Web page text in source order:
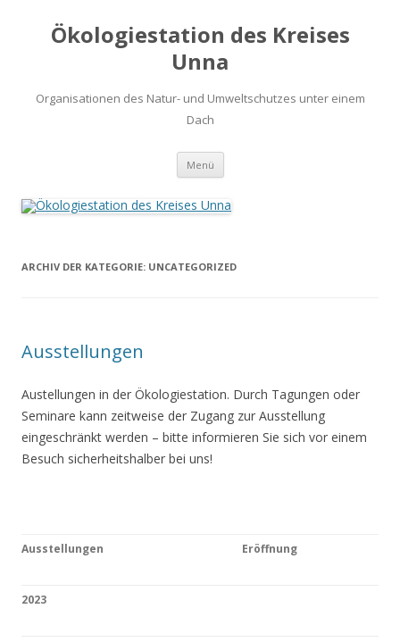
Ökologiestation des Kreises
Unna
Organisationen des Natur- und Umweltschutzes unter einem
Dach
Menü Zum
springen
ARCHIV DER KATEGORIE: UNCATEGORIZED
Ausstellungen
Austellungen in der Ökologiestation. Durch Tagungen oder
Seminare kann zeitweise der Zugang zur Ausstellung
eingeschränkt werden – bitte informieren Sie sich vor einem
Besuch sicherheitshalber bei uns!
Ausstellungen Eröffnung
2023